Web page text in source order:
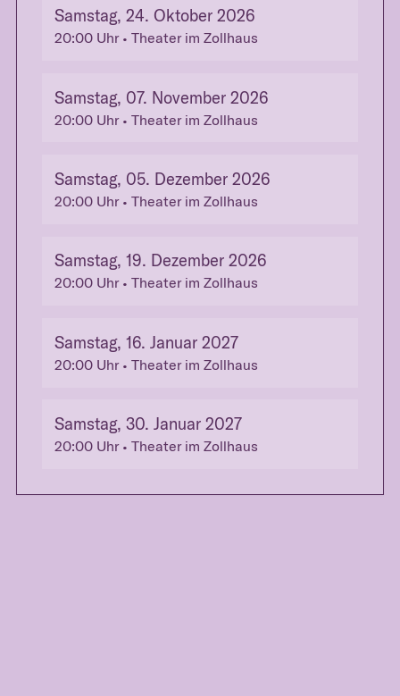
Samstag, 24. Oktober 2026
20:00Uhr• Theater im Zollhaus
Samstag, 07. November 2026
20:00Uhr• Theater im Zollhaus
Samstag, 05. Dezember 2026
20:00Uhr• Theater im Zollhaus
Samstag, 19. Dezember 2026
20:00Uhr• Theater im Zollhaus
Samstag, 16. Januar 2027
20:00Uhr• Theater im Zollhaus
Samstag, 30. Januar 2027
20:00Uhr• Theater im Zollhaus